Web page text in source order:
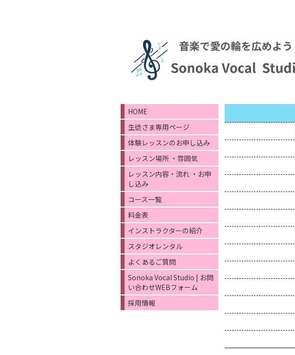
HOME
生徒さま専用ページ
体験レッスンのお申し込み
レッスン場所 ・雰囲気
レッスン内容・流れ ・お申
し込み
コース一覧
料金表
インストラクターの紹介
スタジオレンタル
よくあるご質問
Sonoka Vocal Studio | お問
い合わせWEBフォーム
採用情報